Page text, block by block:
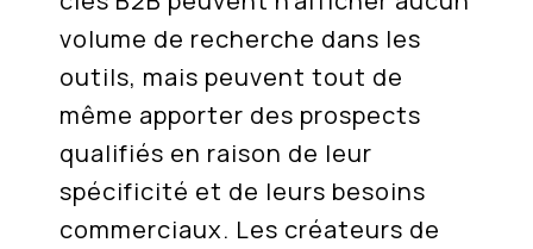
volume de recherche dans les
outils, mais peuvent tout de
même apporter des prospects
qualifiés en raison de leur
spécificité et de leurs besoins
commerciaux. Les créateurs de